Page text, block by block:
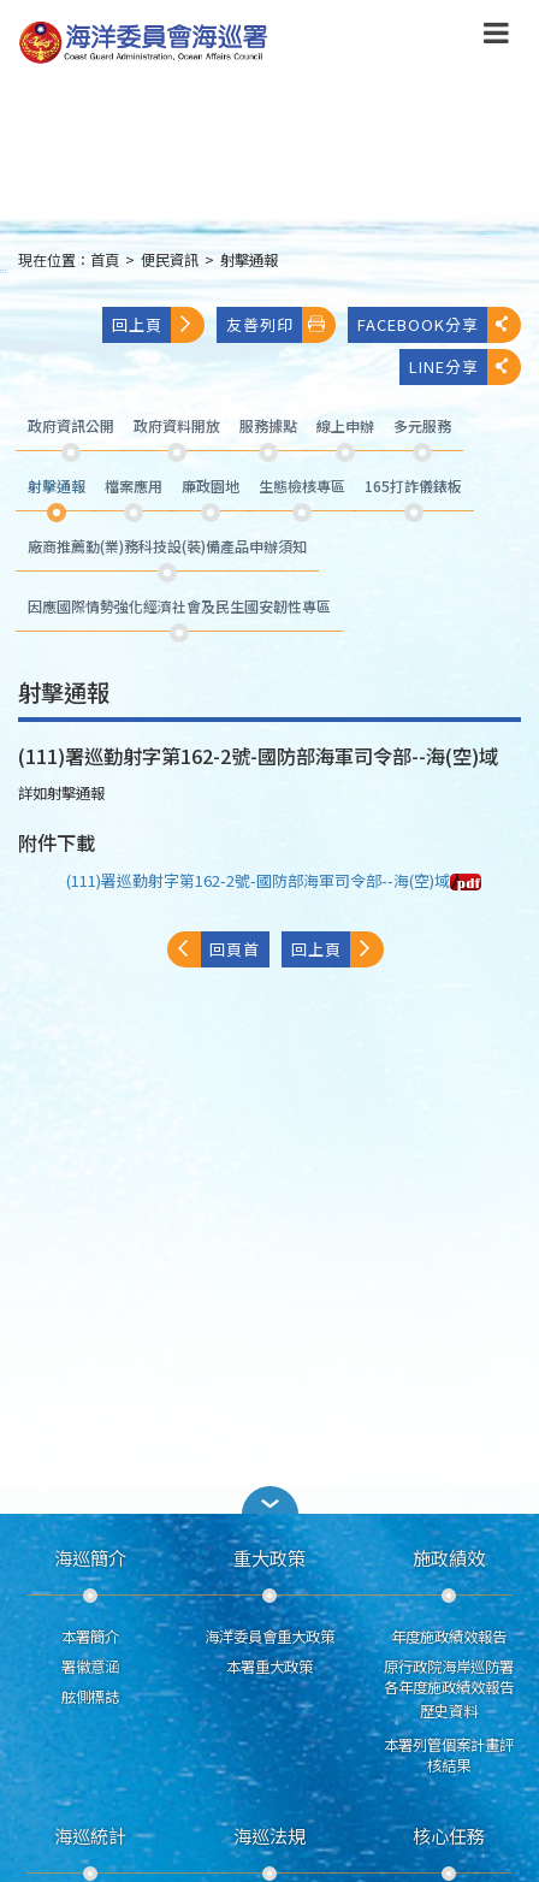
到
主
:::
現在位置： 首頁 > 便民資訊 > 射擊通報
回上頁 友善列印
FACEBOOK分享
LINE分享
政府資訊公開 政府資料開放 服務據點 線上申辦 多元服務
射擊通報 檔案應用 廉政園地 生態檢核專區 165打詐儀錶板
廠商推薦勤(業)務科技設(裝)備產品申辦須知
因應國際情勢強化經濟社會及民生國安韌性專區
射擊通報
(111)署巡勤射字第162-2號-國防部海軍司令部--海(空)域
詳如射擊通報
附件下載
(111)署巡勤射字第162-2號-國防部海軍司令部--海(空)域
回頁首 回上頁
海巡簡介
本署簡介
署徽意涵
舷側標誌
重大政策
海洋委員會重大政策
本署重大政策
施政績效
年度施政績效報告
原行政院海岸巡防署
各年度施政績效報告
歷史資料
本署列管個案計畫評
核結果
海巡統計 海巡法規 核心任務